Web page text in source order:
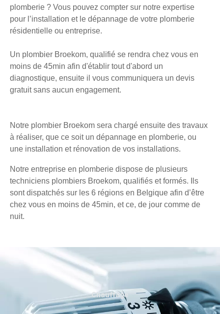
plomberie ? Vous pouvez compter sur notre expertise
pour l’installation et le dépannage de votre plomberie
résidentielle ou entreprise.
Un plombier Broekom, qualifié se rendra chez vous en
moins de 45min afin d'établir tout d'abord un
diagnostique, ensuite il vous communiquera un devis
gratuit sans aucun engagement.
Notre plombier Broekom sera chargé ensuite des travaux
à réaliser, que ce soit un dépannage en plomberie, ou
une installation et rénovation de vos installations.
Notre entreprise en plomberie dispose de plusieurs
techniciens plombiers Broekom, qualifiés et formés. Ils
sont dispatchés sur les 6 régions en Belgique afin d’être
chez vous en moins de 45min, et ce, de jour comme de
nuit.
Chauffage